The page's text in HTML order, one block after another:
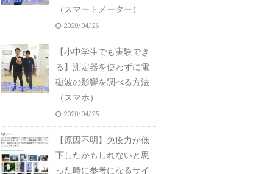
（スマートメーター）
2020/04/26
【小中学生でも実験でき
る】測定器を使わずに電
磁波の影響を調べる方法
（スマホ）
2020/04/25
【原因不明】免疫力が低
下したかもしれないと思
った時に参考になるサイ